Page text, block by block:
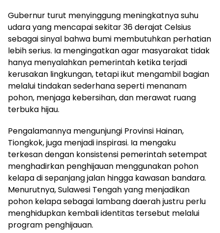
Gubernur turut menyinggung meningkatnya suhu
udara yang mencapai sekitar 36 derajat Celsius
sebagai sinyal bahwa bumi membutuhkan perhatian
lebih serius. Ia mengingatkan agar masyarakat tidak
hanya menyalahkan pemerintah ketika terjadi
kerusakan lingkungan, tetapi ikut mengambil bagian
melalui tindakan sederhana seperti menanam
pohon, menjaga kebersihan, dan merawat ruang
terbuka hijau.
Pengalamannya mengunjungi Provinsi Hainan,
Tiongkok, juga menjadi inspirasi. Ia mengaku
terkesan dengan konsistensi pemerintah setempat
menghadirkan penghijauan menggunakan pohon
kelapa di sepanjang jalan hingga kawasan bandara.
Menurutnya, Sulawesi Tengah yang menjadikan
pohon kelapa sebagai lambang daerah justru perlu
menghidupkan kembali identitas tersebut melalui
program penghijauan.